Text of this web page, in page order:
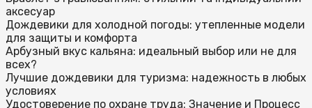
аксесуар
Дождевики для холодной погоды: утепленные модели
для защиты и комфорта
Арбузный вкус кальяна: идеальный выбор или не для
всех?
Лучшие дождевики для туризма: надежность в любых
условиях
Удостоверение по охране труда: Значение и Процесс